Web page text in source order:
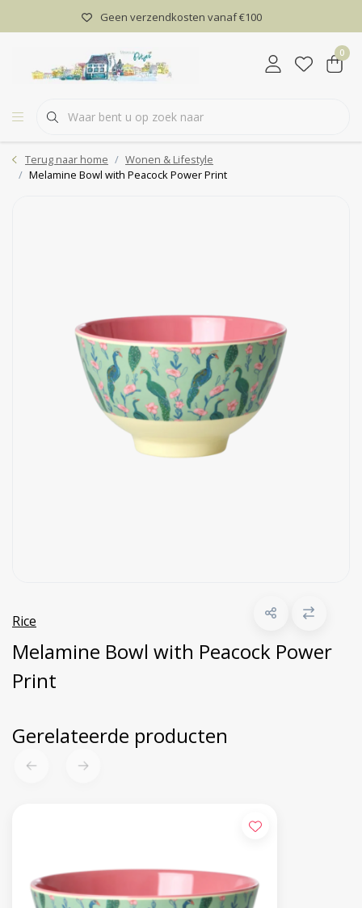
Geen verzendkosten vanaf €100
0
Terug naar home
Wonen & Lifestyle
Melamine Bowl with Peacock Power Print
Rice
Melamine Bowl with Peacock Power
Print
Gerelateerde producten